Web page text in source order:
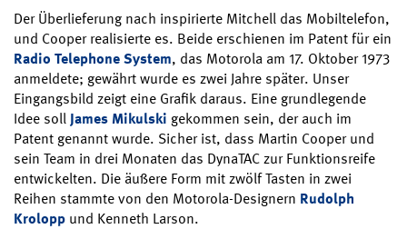
Der Überlieferung nach inspirierte Mitchell das Mobiltelefon,
und Cooper realisierte es. Beide erschienen im Patent für ein
Radio Telephone System, das Motorola am 17. Oktober 1973
anmeldete; gewährt wurde es zwei Jahre später. Unser
Eingangsbild zeigt eine Grafik daraus. Eine grundlegende
Idee soll James Mikulski gekommen sein, der auch im
Patent genannt wurde. Sicher ist, dass Martin Cooper und
sein Team in drei Monaten das DynaTAC zur Funktionsreife
entwickelten. Die äußere Form mit zwölf Tasten in zwei
Reihen stammte von den Motorola-Designern Rudolph
Krolopp und Kenneth Larson.